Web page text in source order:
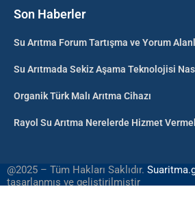
Son Haberler
Su Arıtma Forum Tartışma ve Yorum
Su Arıtmada Sekiz Aşama Teknolojisi
Organik Türk Malı Arıtma Cihazı
Rayol Su Arıtma Nerelerde Hizmet
@2025 – Tüm Hakları Saklıdır.
tasarlanmış ve geliştirilmiştir